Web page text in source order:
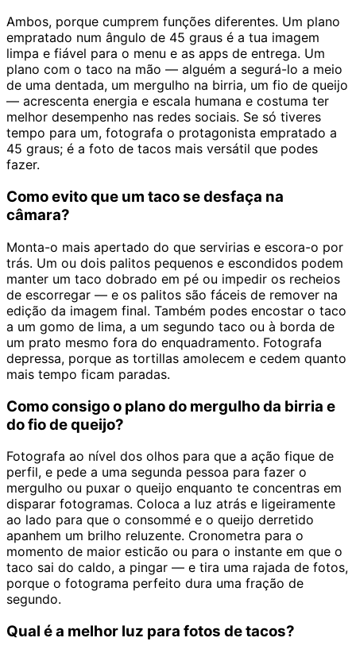
Ambos, porque cumprem funções diferentes. Um plano
empratado num ângulo de 45 graus é a tua imagem
limpa e fiável para o menu e as apps de entrega. Um
plano com o taco na mão — alguém a segurá-lo a meio
de uma dentada, um mergulho na birria, um fio de queijo
— acrescenta energia e escala humana e costuma ter
melhor desempenho nas redes sociais. Se só tiveres
tempo para um, fotografa o protagonista empratado a
45 graus; é a foto de tacos mais versátil que podes
fazer.
Como evito que um taco se desfaça na
câmara?
Monta-o mais apertado do que servirias e escora-o por
trás. Um ou dois palitos pequenos e escondidos podem
manter um taco dobrado em pé ou impedir os recheios
de escorregar — e os palitos são fáceis de remover na
edição da imagem final. Também podes encostar o taco
a um gomo de lima, a um segundo taco ou à borda de
um prato mesmo fora do enquadramento. Fotografa
depressa, porque as tortillas amolecem e cedem quanto
mais tempo ficam paradas.
Como consigo o plano do mergulho da birria e
do fio de queijo?
Fotografa ao nível dos olhos para que a ação fique de
perfil, e pede a uma segunda pessoa para fazer o
mergulho ou puxar o queijo enquanto te concentras em
disparar fotogramas. Coloca a luz atrás e ligeiramente
ao lado para que o consommé e o queijo derretido
apanhem um brilho reluzente. Cronometra para o
momento de maior esticão ou para o instante em que o
taco sai do caldo, a pingar — e tira uma rajada de fotos,
porque o fotograma perfeito dura uma fração de
segundo.
Qual é a melhor luz para fotos de tacos?